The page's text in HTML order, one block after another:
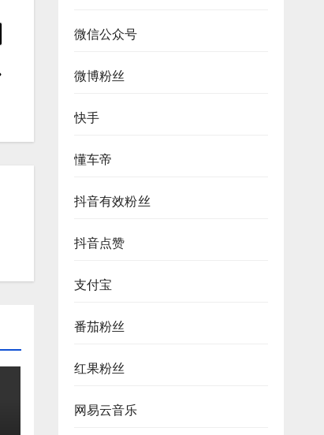
微信公众号
微博粉丝
快手
懂车帝
抖音有效粉丝
抖音点赞
支付宝
番茄粉丝
红果粉丝
网易云音乐